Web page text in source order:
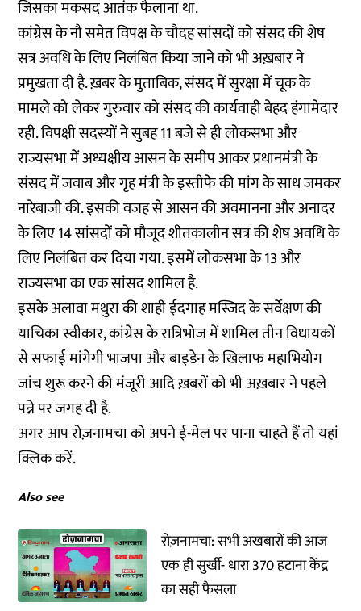
जिसका मकसद आतंक फैलाना था.
कांग्रेस के नौ समेत विपक्ष के चौदह सांसदों को संसद की शेष
सत्र अवधि के लिए निलंबित किया जाने को भी अख़बार ने
प्रमुखता दी है. ख़बर के मुताबिक, संसद में सुरक्षा में चूक के
मामले को लेकर गुरुवार को संसद की कार्यवाही बेहद हंगामेदार
रही. विपक्षी सदस्यों ने सुबह 11 बजे से ही लोकसभा और
राज्यसभा में अध्यक्षीय आसन के समीप आकर प्रधानमंत्री के
संसद में जवाब और गृह मंत्री के इस्तीफे की मांग के साथ जमकर
नारेबाजी की. इसकी वजह से आसन की अवमानना और अनादर
के लिए 14 सांसदों को मौजूद शीतकालीन सत्र की शेष अवधि के
लिए निलंबित कर दिया गया. इसमें लोकसभा के 13 और
राज्यसभा का एक सांसद शामिल है.
इसके अलावा मथुरा की शाही ईदगाह मस्जिद के सर्वेक्षण की
याचिका स्वीकार, कांग्रेस के रात्रिभोज में शामिल तीन विधायकों
से सफाई मांगेगी भाजपा और बाइडेन के खिलाफ महाभियोग
जांच शुरू करने की मंजूरी आदि ख़बरों को भी अख़बार ने पहले
पन्ने पर जगह दी है.
अगर आप रोज़नामचा को अपने ई-मेल पर पाना चाहते हैं तोयहां
क्लिक करें.
Also see
रोज़नामचा: सभी अखबारों की आज
एक ही सुर्खी- धारा 370 हटाना केंद्र
का सही फैसला